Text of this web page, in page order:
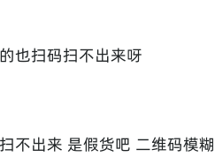
也扫码扫不出来呀
不出来 是假货吧 二维码模糊